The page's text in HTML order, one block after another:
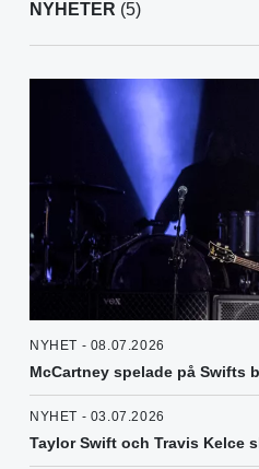
NYHETER (5)
NYHET - 08.07.2026
McCartney spelade på Swifts
NYHET - 03.07.2026
Taylor Swift och Travis Kelce